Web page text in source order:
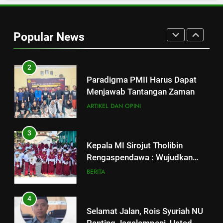
Popular News
dan Penguatan Ideologi
ASWAJA di Kalangan Generasi Z
2
Paradigma PMII Harus Dapat
Menjawab Tantangan Zaman
ARTIKEL DAN OPINI
3
Kepala MI Sirojut Tholibin
Rengaspendawa : Wujudkan
Madrasah Bahagia
BERITA
4
Selamat Jalan, Rois Syuriah NU